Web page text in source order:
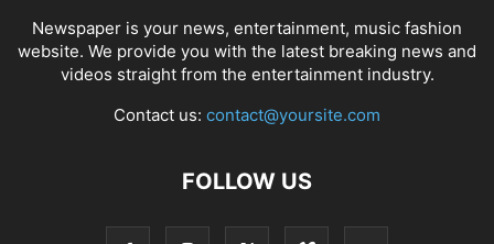
Newspaper is your news, entertainment, music fashion
website. We provide you with the latest breaking news and
videos straight from the entertainment industry.
Contact us: contact@yoursite.com
FOLLOW US